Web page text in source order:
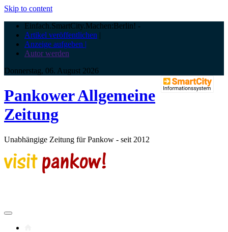
Skip to content
Einfach.SmartCity.Machen:Berlin! -
Artikel veröffentlichen |
Anzeige aufgeben |
Autor werden
Donnerstag, 06. August 2026
Pankower Allgemeine
Zeitung
Unabhängige Zeitung für Pankow - seit 2012